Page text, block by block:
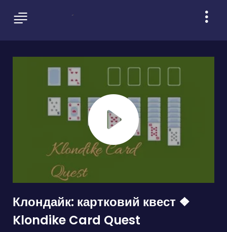
Клондайк: картковий квест ❖
Klondike Card Quest